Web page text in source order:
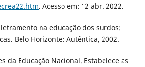
. Acesso em: 12 abr. 2022.
na educação dos surdos:
Belo Horizonte: Autêntica, 2002.
da Educação Nacional. Estabelece as